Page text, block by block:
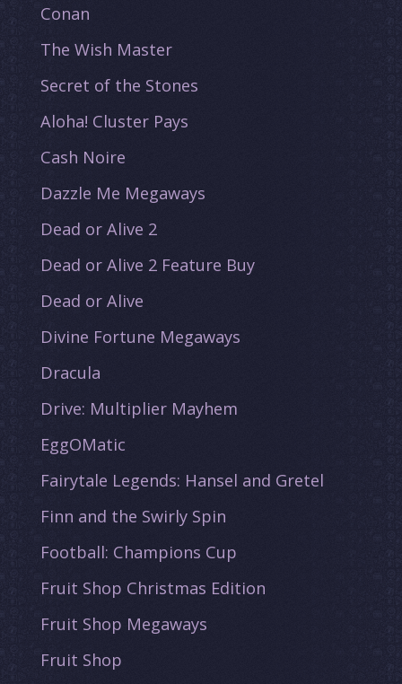
Conan
The Wish Master
Secret of the Stones
Aloha! Cluster Pays
Cash Noire
Dazzle Me Megaways
Dead or Alive 2
Dead or Alive 2 Feature Buy
Dead or Alive
Divine Fortune Megaways
Dracula
Drive: Multiplier Mayhem
EggOMatic
Fairytale Legends: Hansel and Gretel
Finn and the Swirly Spin
Football: Champions Cup
Fruit Shop Christmas Edition
Fruit Shop Megaways
Fruit Shop